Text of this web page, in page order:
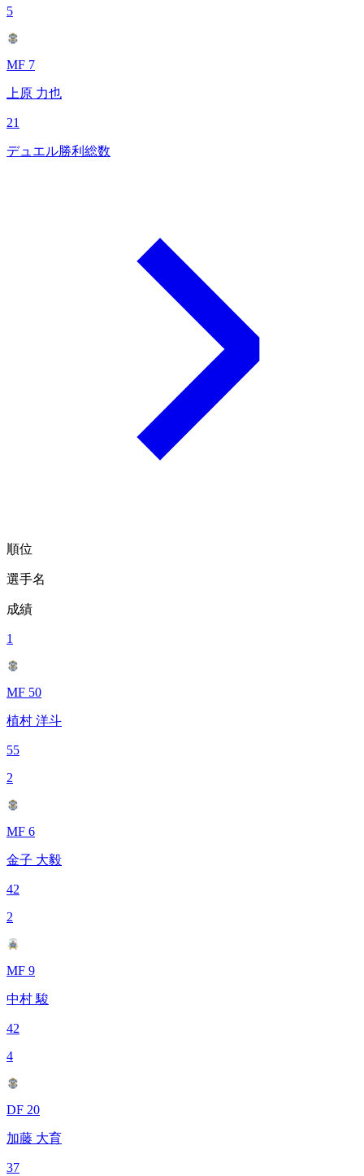
5
MF 7
上原 力也
21
デュエル勝利総数
順位
選手名
成績
1
MF 50
植村 洋斗
55
2
MF 6
金子 大毅
42
2
MF 9
中村 駿
42
4
DF 20
加藤 大育
37